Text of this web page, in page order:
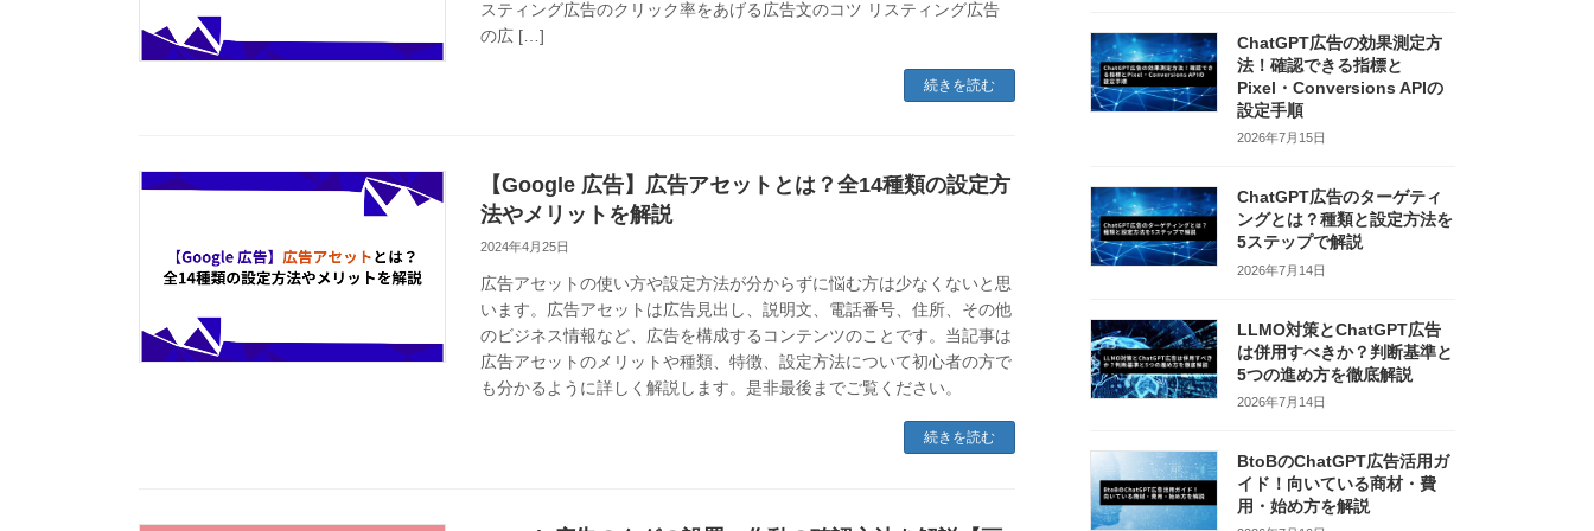
スティング広告のクリック率をあげる広告文のコツ リスティング広告
の広 […]
続きを読む
【Google 広告】広告アセットとは？全14種類の設定方
法やメリットを解説
2024年4月25日
広告アセットの使い方や設定方法が分からずに悩む方は少なくないと思
います。広告アセットは広告見出し、説明文、電話番号、住所、その他
のビジネス情報など、広告を構成するコンテンツのことです。当記事は
広告アセットのメリットや種類、特徴、設定方法について初心者の方で
も分かるように詳しく解説します。是非最後までご覧ください。
続きを読む
ChatGPT広告の効果測定方
法！確認できる指標と
Pixel・Conversions APIの
設定手順
2026年7月15日
ChatGPT広告のターゲティ
ングとは？種類と設定方法を
5ステップで解説
2026年7月14日
LLMO対策とChatGPT広告
は併用すべきか？判断基準と
5つの進め方を徹底解説
2026年7月14日
BtoBのChatGPT広告活用ガ
イド！向いている商材・費
用・始め方を解説